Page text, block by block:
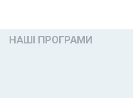
НАШІ ПРОГРАМИ